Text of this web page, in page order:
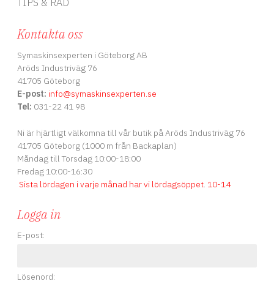
TIPS & RÅD
Kontakta oss
Symaskinsexperten i Göteborg AB
Aröds Industriväg 76
41705 Göteborg
E-post: info@symaskinsexperten.se
Tel: 031-22 41 98
Ni är hjärtligt välkomna till vår butik på Aröds Industriväg 76
41705 Göteborg (1000 m från Backaplan)
Måndag till Torsdag 10:00-18:00
Fredag 10:00-16:30
Sista lördagen i varje månad har vi lördagsöppet. 10-14
Logga in
E-post:
Lösenord: